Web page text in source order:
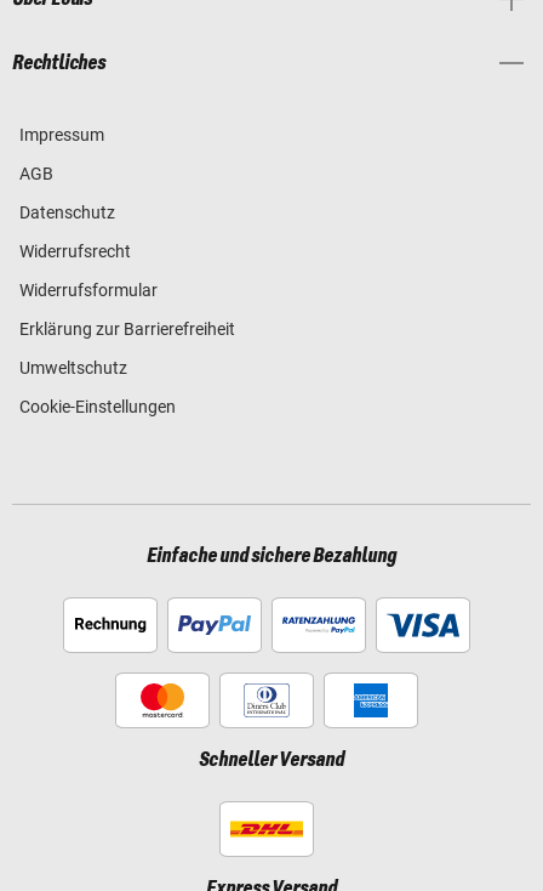
Rechtliches
Impressum
AGB
Datenschutz
Widerrufsrecht
Widerrufsformular
Erklärung zur Barrierefreiheit
Umweltschutz
Cookie-Einstellungen
Einfache und sichere Bezahlung
Schneller Versand